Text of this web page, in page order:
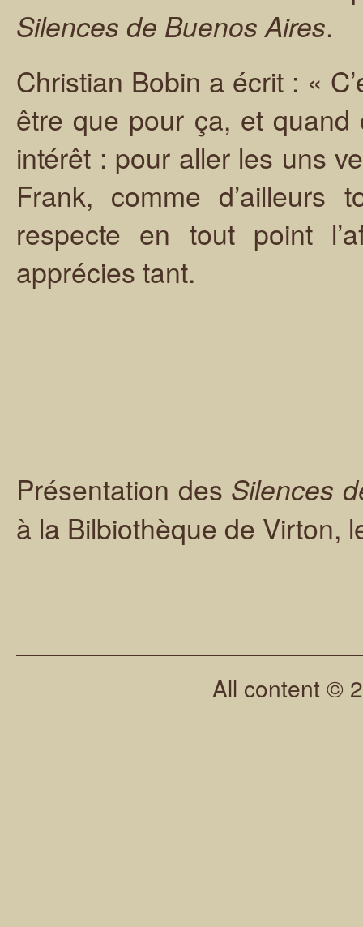
Silences de Buenos Aires.
Christian Bobin a écrit : «
être que pour ça, et quand
intérêt : pour aller les uns
Frank, comme
respecte en tout point
apprécies tant.
Présentation des Silences
à la Bilbiothèque de Virton,
All content ©